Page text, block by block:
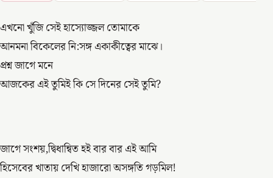
এখনো খুঁজি সেই হাস্যোজ্জল তোমাকে
আনমনা বিকেলের নি:সঙ্গ একাকীত্বের মাঝে।
প্রশ্ন জাগে মনে
আজকের এই তুমিই কি সে দিনের সেই তুমি?
জাগে সংশয়,দ্বিধান্বিত হই বার বার এই আমি
হিসেবের খাতায় দেখি হাজারো অসঙ্গতি গড়মিল!